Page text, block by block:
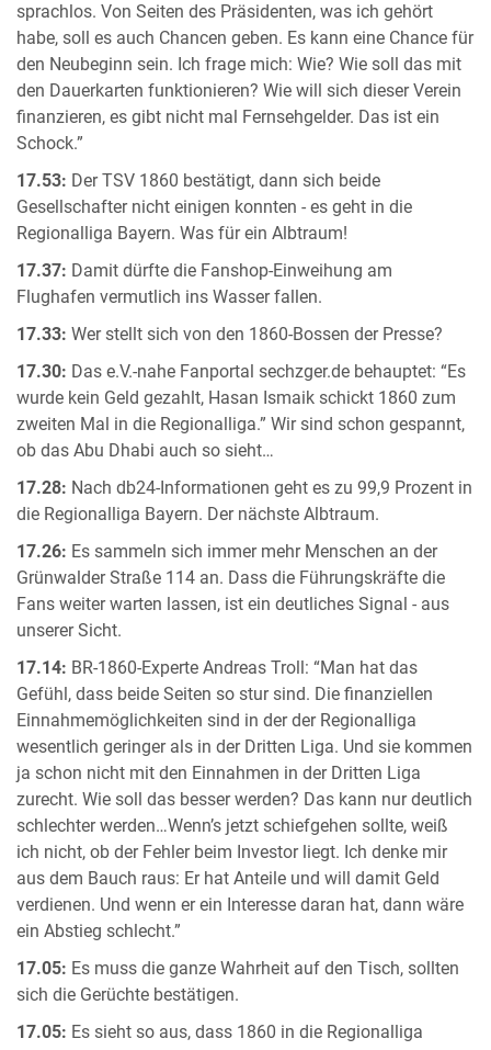
sprachlos. Von Seiten des Präsidenten, was ich gehört
habe, soll es auch Chancen geben. Es kann eine Chance für
den Neubeginn sein. Ich frage mich: Wie? Wie soll das mit
den Dauerkarten funktionieren? Wie will sich dieser Verein
finanzieren, es gibt nicht mal Fernsehgelder. Das ist ein
Schock.”
17.53: Der TSV 1860 bestätigt, dann sich beide
Gesellschafter nicht einigen konnten - es geht in die
Regionalliga Bayern. Was für ein Albtraum!
17.37: Damit dürfte die Fanshop-Einweihung am
Flughafen vermutlich ins Wasser fallen.
17.33: Wer stellt sich von den 1860-Bossen der Presse?
17.30: Das e.V.-nahe Fanportal sechzger.de behauptet: “Es
wurde kein Geld gezahlt, Hasan Ismaik schickt 1860 zum
zweiten Mal in die Regionalliga.” Wir sind schon gespannt,
ob das Abu Dhabi auch so sieht…
17.28: Nach db24-Informationen geht es zu 99,9 Prozent in
die Regionalliga Bayern. Der nächste Albtraum.
17.26: Es sammeln sich immer mehr Menschen an der
Grünwalder Straße 114 an. Dass die Führungskräfte die
Fans weiter warten lassen, ist ein deutliches Signal - aus
unserer Sicht.
17.14: BR-1860-Experte Andreas Troll: “Man hat das
Gefühl, dass beide Seiten so stur sind. Die finanziellen
Einnahmemöglichkeiten sind in der der Regionalliga
wesentlich geringer als in der Dritten Liga. Und sie kommen
ja schon nicht mit den Einnahmen in der Dritten Liga
zurecht. Wie soll das besser werden? Das kann nur deutlich
schlechter werden…Wenn’s jetzt schiefgehen sollte, weiß
ich nicht, ob der Fehler beim Investor liegt. Ich denke mir
aus dem Bauch raus: Er hat Anteile und will damit Geld
verdienen. Und wenn er ein Interesse daran hat, dann wäre
ein Abstieg schlecht.”
17.05: Es muss die ganze Wahrheit auf den Tisch, sollten
sich die Gerüchte bestätigen.
17.05: Es sieht so aus, dass 1860 in die Regionalliga